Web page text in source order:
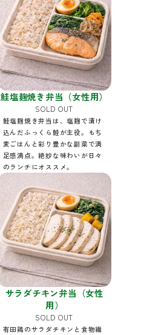
鮭塩麹焼き弁当（女性用）
SOLD OUT
鮭塩麹焼き弁当は、塩麹で漬け
込んだふっくら鮭が主役。もち
麦ごはんと彩り豊かな副菜で満
足感満点。絶妙な味わいが日々
のランチにオススメ。
サラダチキン弁当（女性
用）
SOLD OUT
有田鶏のサラダチキンと食物繊